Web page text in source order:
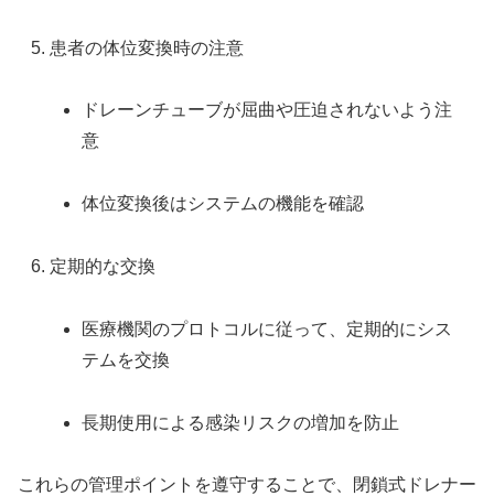
患者の体位変換時の注意
ドレーンチューブが屈曲や圧迫されないよう注
意
体位変換後はシステムの機能を確認
定期的な交換
医療機関のプロトコルに従って、定期的にシス
テムを交換
長期使用による感染リスクの増加を防止
これらの管理ポイントを遵守することで、閉鎖式ドレナー